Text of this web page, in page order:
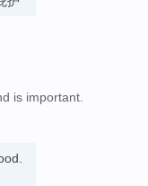
is important.